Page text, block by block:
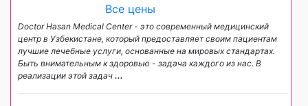
Все цены
Doctor Hasan Medical Center - это современный медицинский
центр в Узбекистане, который предоставляет своим пациентам
лучшие лечебные услуги, основанные на мировых стандартах.
Быть внимательным к здоровью - задача каждого из нас. В
реализации этой задач ...